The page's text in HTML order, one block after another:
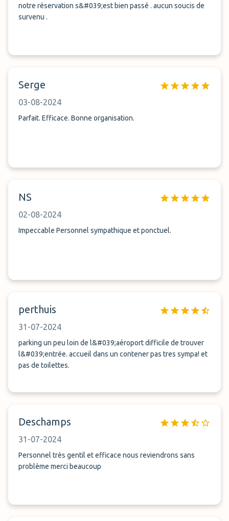
notre réservation s&#039;est bien passé . aucun soucis de
survenu .
Serge
03-08-2024
Parfait. Efficace. Bonne organisation.
NS
02-08-2024
Impeccable Personnel sympathique et ponctuel.
perthuis
31-07-2024
parking un peu loin de l&#039;aéroport difficile de trouver
l&#039;entrée. accueil dans un contener pas tres sympa! et
pas de toilettes.
Deschamps
31-07-2024
Personnel très gentil et efficace nous reviendrons sans
problème merci beaucoup